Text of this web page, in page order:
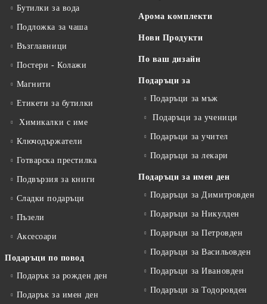
Бутилки за вода
Подложка за чаша
Възглавници
Постери - Колажи
Магнити
Етикети за бутилки
Химикалки с име
Ключодържатели
Готварска престилка
Подвързия за книги
Сладки подаръци
Пъзели
Аксесоари
Подаръци по повод
Подарък за рожден ден
Подарък за имен ден
Арома комплекти
Нови Продукти
По ваш дизайн
Подаръци за
Подаръци за мъж
Подаръци за ученици
Подаръци за учител
Подаръци за лекари
Подаръци за имен ден
Подаръци за Димитровден
Подаръци за Никулден
Подаръци за Петровден
Подаръци за Васильовден
Подаръци за Ивановден
Подаръци за Тодоровден